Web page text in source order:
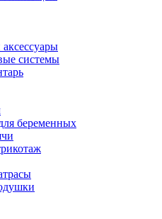
системы
беременных